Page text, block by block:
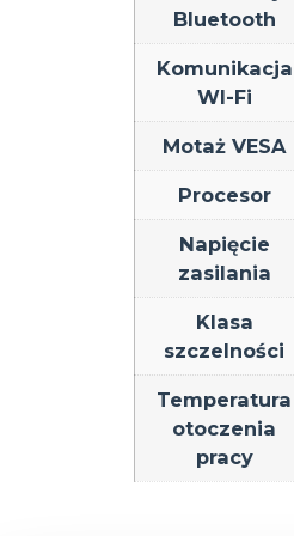
Bluetooth
Komunikacja
WI-Fi
Motaż VESA
Procesor
Napięcie
zasilania
Klasa
szczelności
Temperatura
otoczenia
pracy